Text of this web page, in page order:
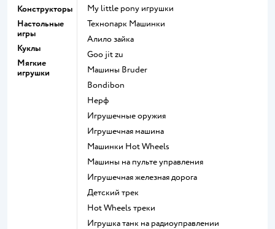
Конструкторы
Настольные
игры
Куклы
Мягкие
игрушки
my little pony игрушки
Технопарк Машинки
Алило зайка
Goo jit zu
Машины Bruder
Bondibon
Нерф
Игрушечные оружия
Игрушечная машина
Машинки Hot Wheels
Машины на пульте управления
Игрушечная железная дорога
Детский трек
Hot Wheels треки
Игрушка танк на радиоуправлении